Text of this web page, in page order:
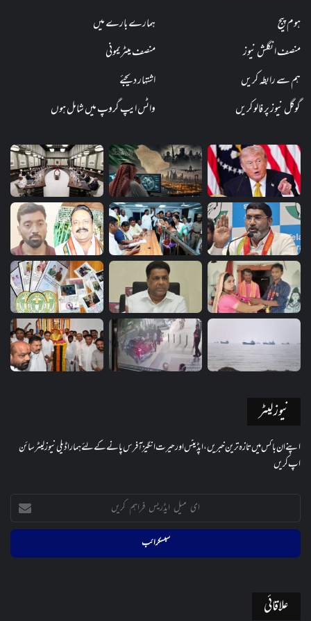
ہوم پیج
ہمارے بارے میں
منصف انگلش نیوز
منصف میٹریمونی
ہم سے رابطہ کریں
اشتہار دیجئے
گوگل نیوز پر فالو کریں
واٹس ایپ گروپ میں شامل ہوں
نیوز لیٹر
اپنے ان باکس میں تازہ ترین خبریں، اپڈیٹس اور حیرت انگیز آفرس پانے کے لئے ہمارا ڈیلی نیوز لیٹر سائن
اپ کریں
ایڈریس
کریں
علاقائی